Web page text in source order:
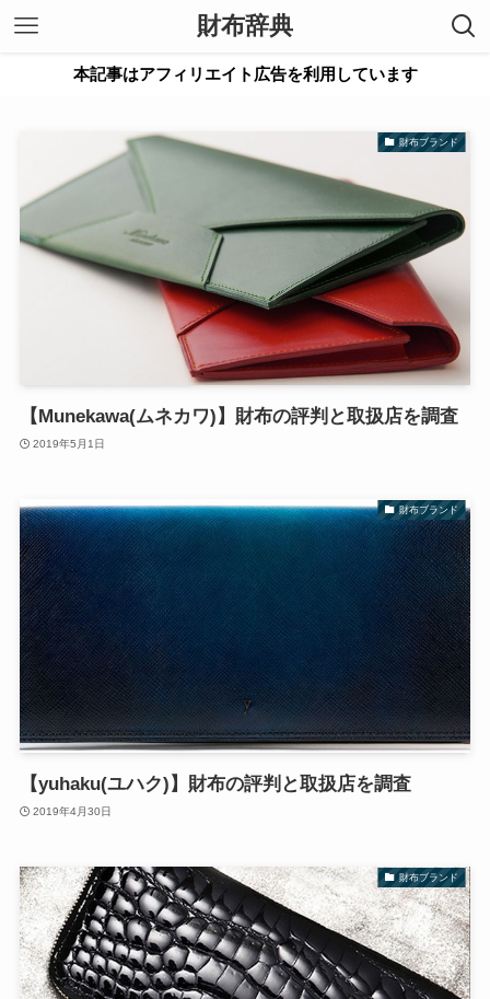
財布辞典
本記事はアフィリエイト広告を利用しています
財布ブランド
【Munekawa(ムネカワ)】財布の評判と取扱店を調査
2019年5月1日
財布ブランド
【yuhaku(ユハク)】財布の評判と取扱店を調査
2019年4月30日
財布ブランド